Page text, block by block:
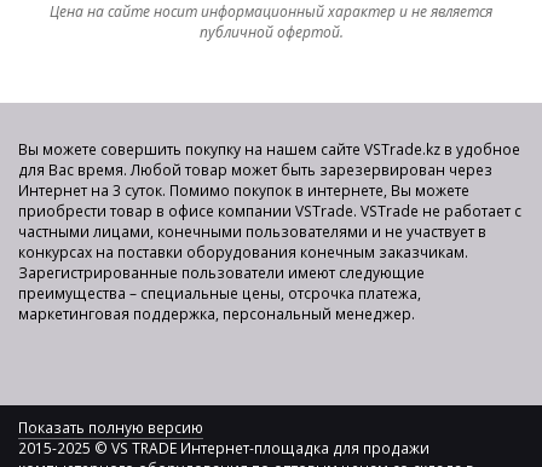
Цена на сайте носит информационный характер и не является
публичной офертой.
Вы можете совершить покупку на нашем сайте VSTrade.kz в удобное
для Вас время. Любой товар может быть зарезервирован через
Интернет на 3 суток. Помимо покупок в интернете, Вы можете
приобрести товар в офисе компании VSTrade. VSTrade не работает с
частными лицами, конечными пользователями и не участвует в
конкурсах на поставки оборудования конечным заказчикам.
Зарегистрированные пользователи имеют следующие
преимущества – специальные цены, отсрочка платежа,
маркетинговая поддержка, персональный менеджер.
Показать полную версию
2015-2025 © VS TRADE Интернет-площадка для продажи